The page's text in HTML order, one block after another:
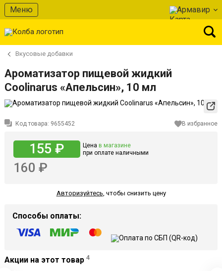
Меню Армавир
Вкусовые добавки
Ароматизатор пищевой жидкий
Coolinarus «Апельсин», 10 мл
Код товара: 9655452 В избранное
155 ₽ Цена в магазине
при оплате наличными
160 ₽
Авторизуйтесь, чтобы снизить цену
Способы оплаты:
Акции на этот товар 4